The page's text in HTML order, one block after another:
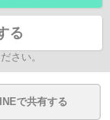
る
さい。
で共有する